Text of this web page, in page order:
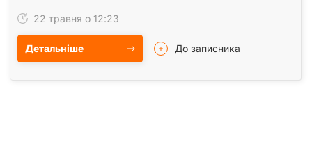
22 травня о 12:23
Детальніше До записника